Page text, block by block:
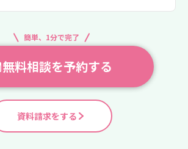
簡単、1分で完了
無料相談を予約する
資料請求をする